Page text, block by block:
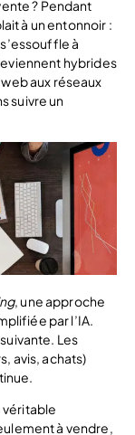
? Pendant
à un entonnoir :
à
hybrides
aux réseaux
suivre un
, une approche
par l’IA.
Les
avis, achats)
véritable
à vendre,